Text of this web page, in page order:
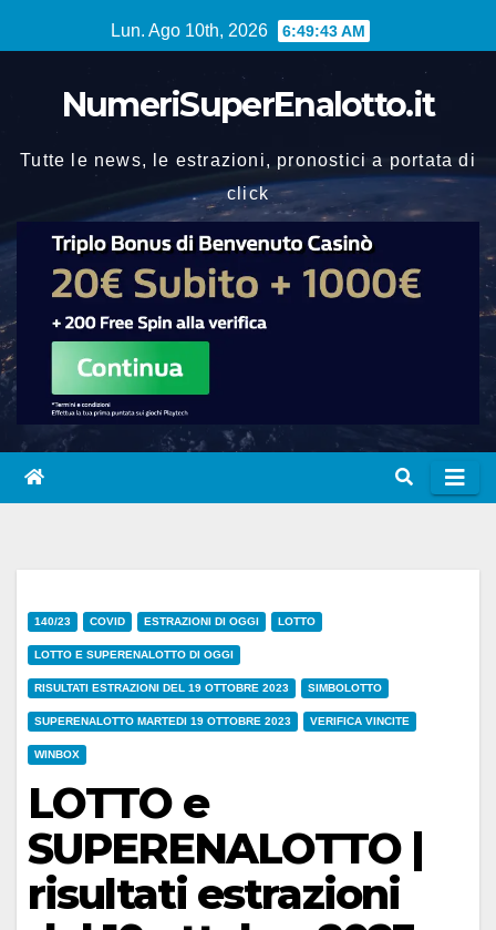
al
Lun. Ago 10th, 2026 6:49:44 AM
NumeriSuperEnalotto.it
Tutte le news, le estrazioni, pronostici a portata di
click
140/23 COVID ESTRAZIONI DI OGGI LOTTO
LOTTO E SUPERENALOTTO DI OGGI
RISULTATI ESTRAZIONI DEL 19 OTTOBRE 2023 SIMBOLOTTO
SUPERENALOTTO MARTEDI 19 OTTOBRE 2023 VERIFICA VINCITE
WINBOX
LOTTO e
SUPERENALOTTO |
risultati estrazioni